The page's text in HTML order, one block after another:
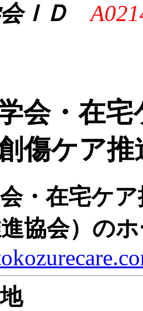
ＩＤ
会・在
傷ケア推
・在宅ケ
協会）の